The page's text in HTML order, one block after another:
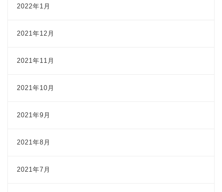
2022年1月
2021年12月
2021年11月
2021年10月
2021年9月
2021年8月
2021年7月